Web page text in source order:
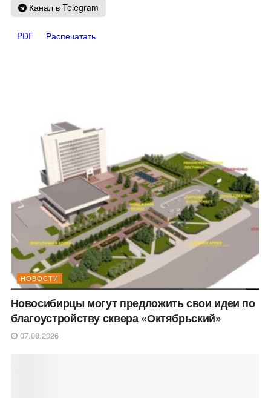
Канал в Telegram
PDF Распечатать
НОВОСТИ
Новосибирцы могут предложить свои идеи по
благоустройству сквера «Октябрьский»
07.08.2026